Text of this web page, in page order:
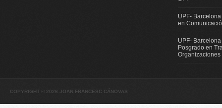
UPF-
en
UPF-
Posgrado en
Organizaciones
COPYRIGHT © 2026 JOAN FRANCESC CÁNOVAS